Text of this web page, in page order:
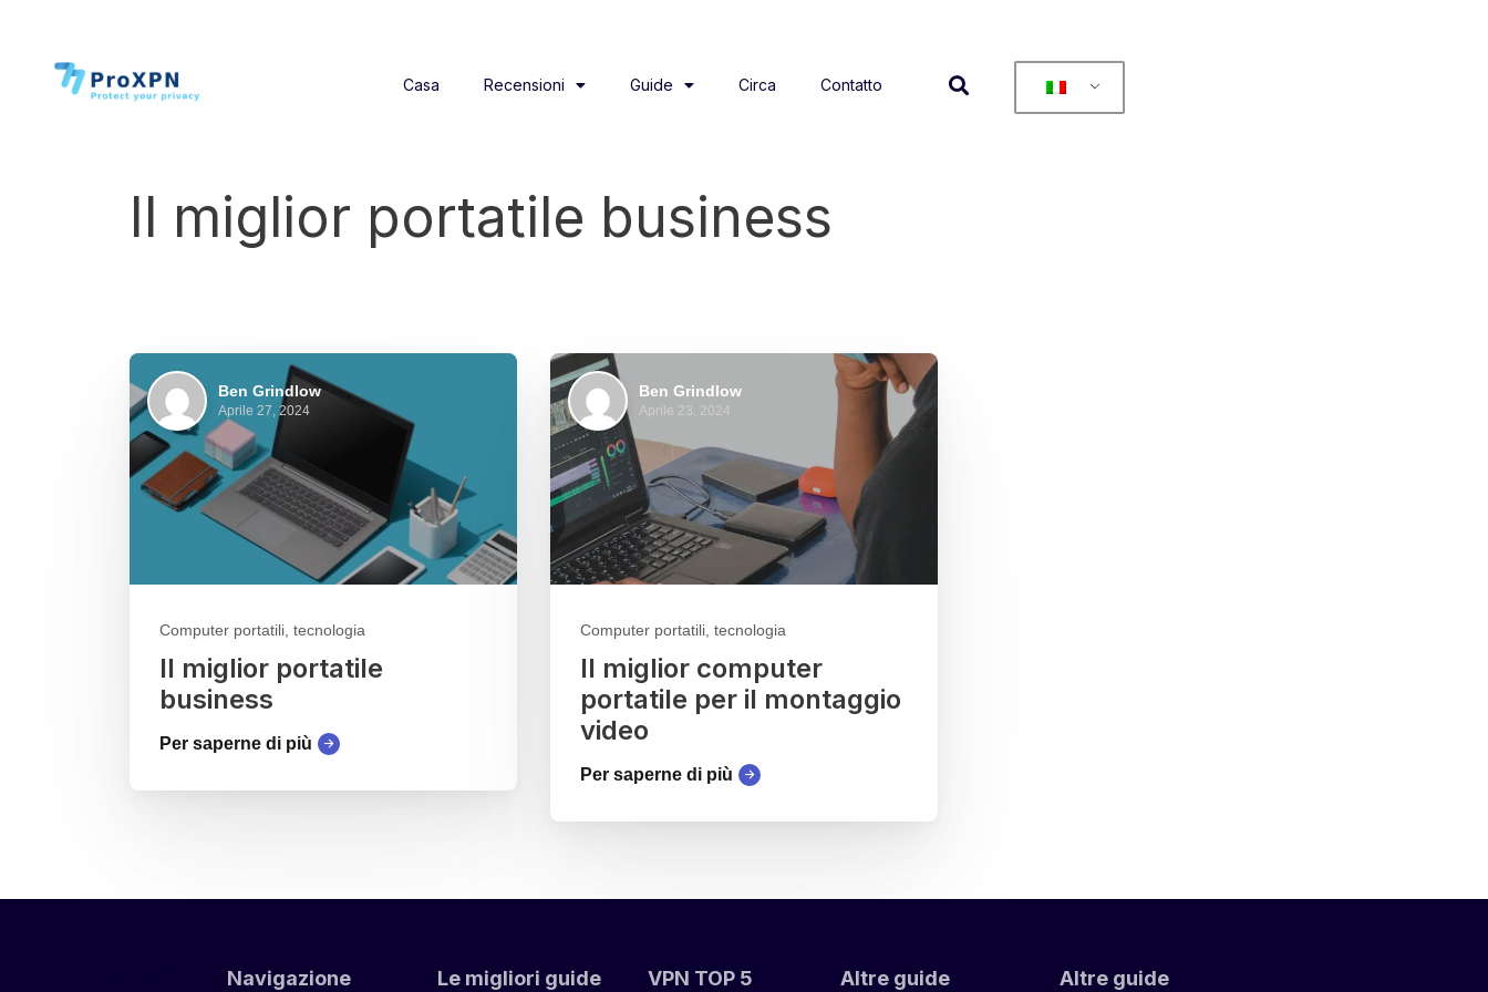
Casa Recensioni Guide Circa Contatto
Il miglior portatile business
Ben Grindlow
Aprile 27, 2024
Computer portatili, tecnologia
Il miglior portatile
business
Per saperne di più
Ben Grindlow
Aprile 23, 2024
Computer portatili, tecnologia
Il miglior computer
portatile per il montaggio
video
Per saperne di più
Navigazione Le migliori guide VPN TOP 5 Altre guide Altre guide